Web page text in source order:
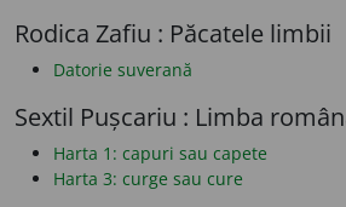
Rodica Zafiu : Păcatele limbii
Datorie suverană
Sextil Pușcariu : Limba
Harta 1: capuri sau capete
Harta 3: curge sau cure